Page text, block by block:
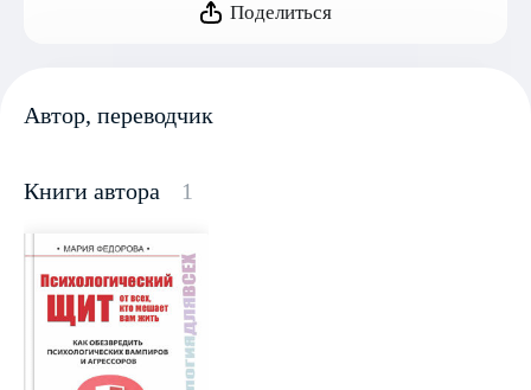
Поделиться
Автор, переводчик
Книги автора 1